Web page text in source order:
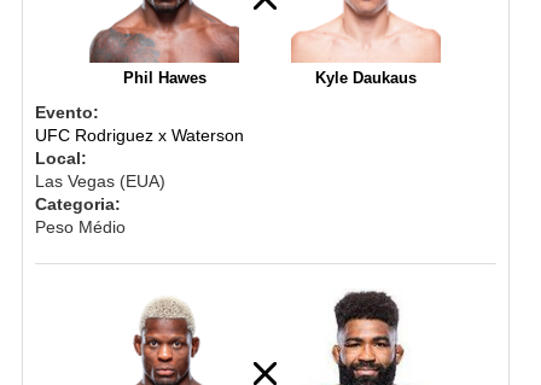
Phil Hawes Kyle Daukaus
Evento:
UFC Rodriguez x Waterson
Local:
Las Vegas (EUA)
Categoria:
Peso Médio